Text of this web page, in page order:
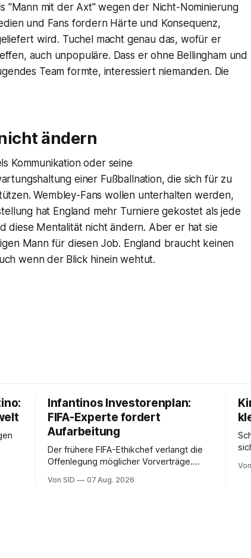
"Mann mit der Axt" wegen der Nicht-Nominierung
und Fans fordern Härte und Konsequenz,
wird. Tuchel macht genau das, wofür er
auch unpopuläre. Dass er ohne Bellingham und
Team formte, interessiert niemanden. Die
ändern
Kommunikation oder seine
einer Fußballnation, die sich für zu
Wembley-Fans wollen unterhalten werden,
hat England mehr Turniere gekostet als jede
diese Mentalität nicht ändern. Aber er hat sie
Mann für diesen Job. England braucht keinen
wenn der Blick hinein wehtut.
Infantinos Investorenplan:
FIFA-Experte fordert
Aufarbeitung
Der frühere FIFA-Ethikchef verlangt die
Offenlegung möglicher Vorverträge.
Infantinos Rolle entscheidend sein.
Von SID 07 Aug. 2026